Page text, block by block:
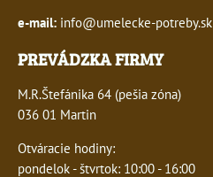
e-mail: info@umelecke-potreby.sk
PREVÁDZKA FIRMY
M.R.Štefánika 64 (pešia zóna)
036 01 Martin
Otváracie hodiny:
pondelok - štvrtok: 10:00 - 16:00